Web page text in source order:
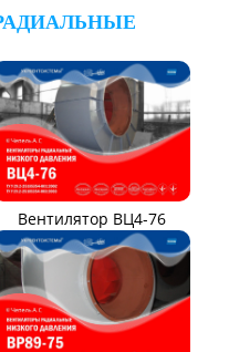
Вентилятор ВЦ4-76